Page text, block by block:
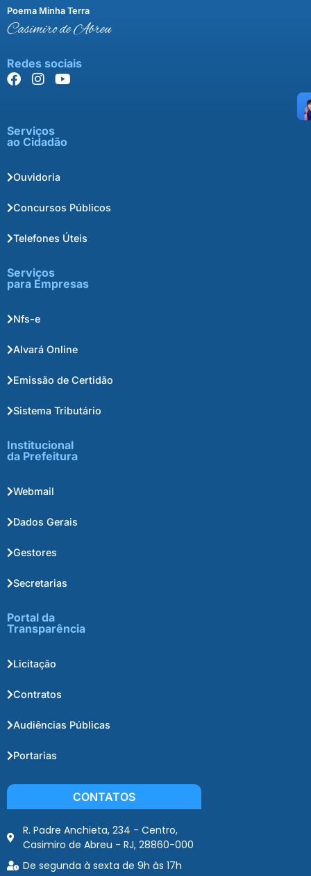
Poema Minha Terra
Casimiro de Abreu
Redes sociais
Serviços
ao Cidadão
Ouvidoria
Concursos Públicos
Telefones Úteis
Serviços
para Empresas
Nfs-e
Alvará Online
Emissão de Certidão
Sistema Tributário
Institucional
da Prefeitura
Webmail
Dados Gerais
Gestores
Secretarias
Portal da
Transparência
Licitação
Contratos
Audiências Públicas
Portarias
CONTATOS
R. Padre Anchieta, 234 - Centro,
Casimiro de Abreu - RJ, 28860-000
De segunda à sexta de 9h às 17h